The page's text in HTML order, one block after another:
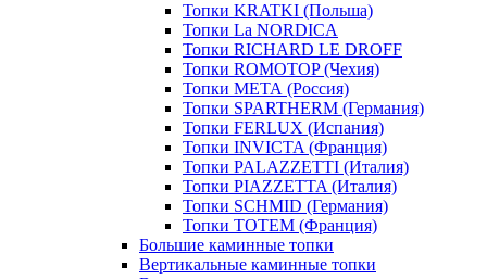
Топки KRATKI (Польша)
Топки La NORDICA
Топки RICHARD LE DROFF
Топки ROMOTOP (Чехия)
Топки МЕТА (Россия)
Топки SPARTHERM (Германия)
Топки FERLUX (Испания)
Топки INVICTA (Франция)
Топки PALAZZETTI (Италия)
Топки PIAZZETTA (Италия)
Топки SCHMID (Германия)
Топки TOTEM (Франция)
Большие каминные топки
Вертикальные каминные топки